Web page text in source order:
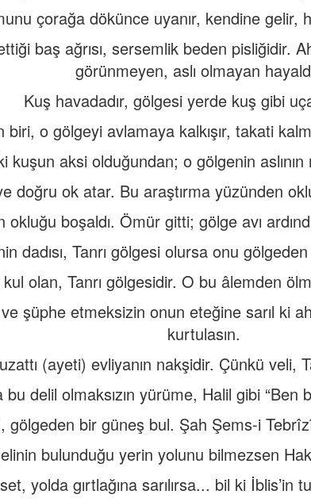
çorağa dökünce uyanır, kendine gelir,
baş ağrısı, sersemlik beden pisliğidir.
görünmeyen, aslı olmayan
Kuş havadadır, gölgesi yerde kuş gibi
biri, o gölgeyi avlamaya kalkışır, takati
kuşun aksi olduğundan; o gölgenin
doğru ok atar. Bu araştırma yüzünden
okluğu boşaldı. Ömür gitti; gölge avı
dadısı, Tanrı gölgesi olursa onu
kul olan, Tanrı gölgesidir. O bu âlemden
ve şüphe etmeksizin onun eteğine sarıl ki
kurtulasın.
(ayeti) evliyanın nakşidir. Çünkü veli,
bu delil olmaksızın yürüme, Halil gibi “Ben
gölgeden bir güneş bul. Şah Şems-i
bulunduğu yerin yolunu bilmezsen
yolda gırtlağına sarılırsa... bil ki İblis’in